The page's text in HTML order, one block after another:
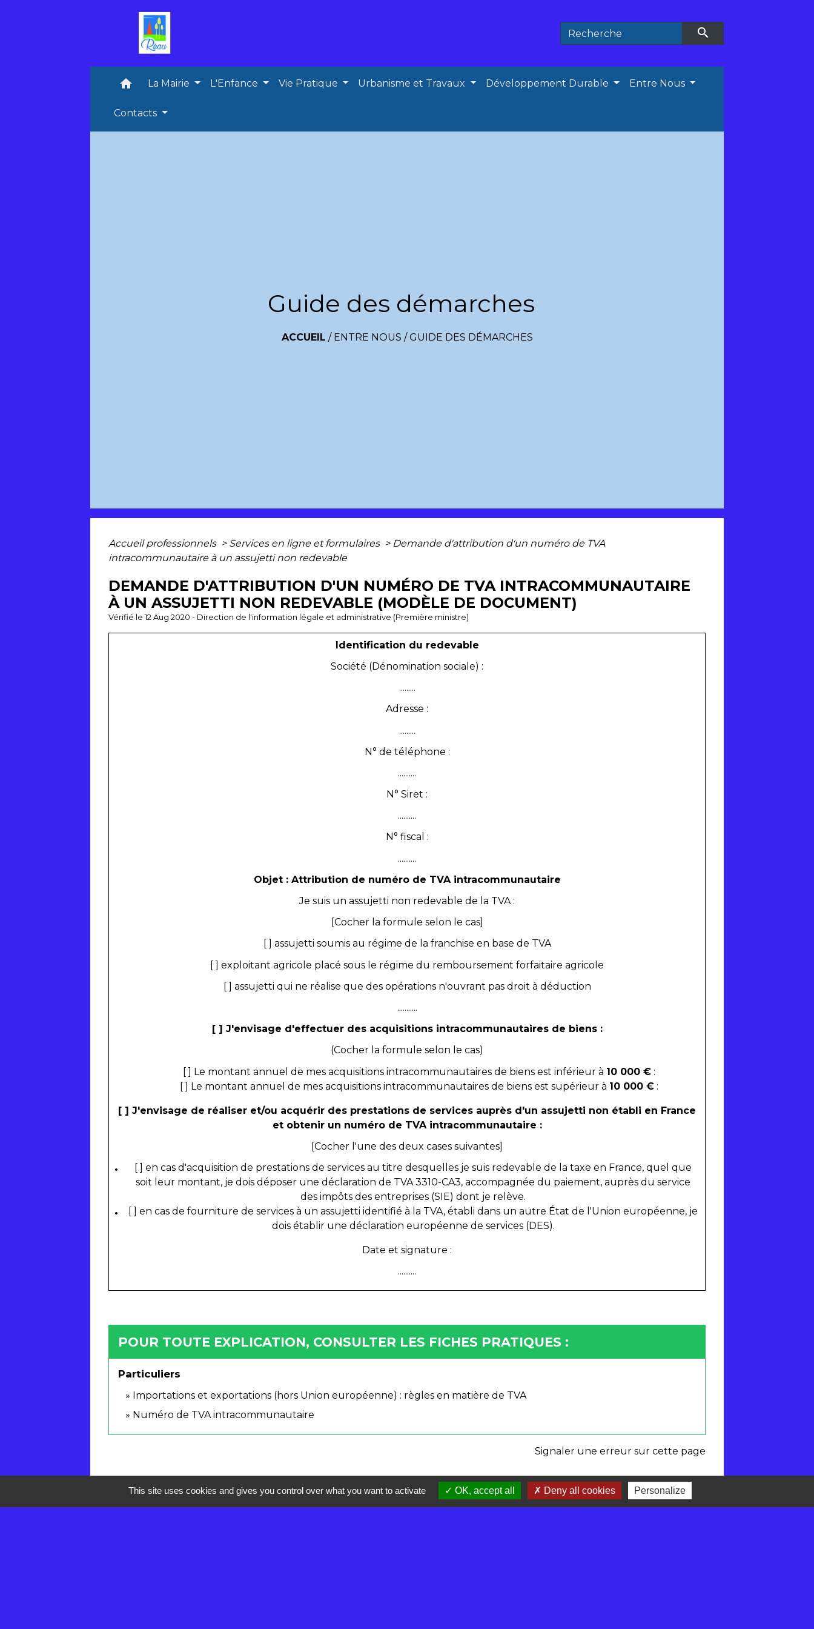
search
home La Mairie L'Enfance Vie Pratique Urbanisme et Travaux Développement Durable Entre Nous
Contacts
Guide des démarches
ACCUEIL / ENTRE NOUS /GUIDE DES DÉMARCHES
Accueil professionnels > Services en ligne et formulaires > Demande d'attribution d'un numéro de TVA
intracommunautaire à un assujetti non redevable
DEMANDE D'ATTRIBUTION D'UN NUMÉRO DE TVA INTRACOMMUNAUTAIRE
À UN ASSUJETTI NON REDEVABLE (MODÈLE DE DOCUMENT)
Vérifié le 12 Aug 2020 - Direction de l'information légale et administrative (Première ministre)
Identification du redevable
Société (Dénomination sociale) :
.........
Adresse :
.........
N° de téléphone :
..........
N° Siret :
..........
N° fiscal :
..........
Objet : Attribution de numéro de TVA intracommunautaire
Je suis un assujetti non redevable de la TVA :
[Cocher la formule selon le cas]
[ ] assujetti soumis au régime de la franchise en base de TVA
[ ] exploitant agricole placé sous le régime du remboursement forfaitaire agricole
[ ] assujetti qui ne réalise que des opérations n'ouvrant pas droit à déduction
...........
[ ] J'envisage d'effectuer des acquisitions intracommunautaires de biens :
(Cocher la formule selon le cas)
[ ] Le montant annuel de mes acquisitions intracommunautaires de biens est inférieur à 10 000 € :
[ ] Le montant annuel de mes acquisitions intracommunautaires de biens est supérieur à 10 000 € :
[ ] J'envisage de réaliser et/ou acquérir des prestations de services auprès d'un assujetti non établi en France
et obtenir un numéro de TVA intracommunautaire :
[Cocher l'une des deux cases suivantes]
[ ] en cas d'acquisition de prestations de services au titre desquelles je suis redevable de la taxe en France, quel que
soit leur montant, je dois déposer une déclaration de TVA 3310-CA3, accompagnée du paiement, auprès du service
des impôts des entreprises (SIE) dont je relève.
[ ] en cas de fourniture de services à un assujetti identifié à la TVA, établi dans un autre État de l'Union européenne, je
dois établir une déclaration européenne de services (DES).
Date et signature :
..........
POUR TOUTE EXPLICATION, CONSULTER LES FICHES PRATIQUES :
Particuliers
Importations et exportations (hors Union européenne) : règles en matière de TVA
Numéro de TVA intracommunautaire
Signaler une erreur sur cette page
This site uses cookies and gives you control over what you want to activate OK, accept all Deny all cookies Personalize